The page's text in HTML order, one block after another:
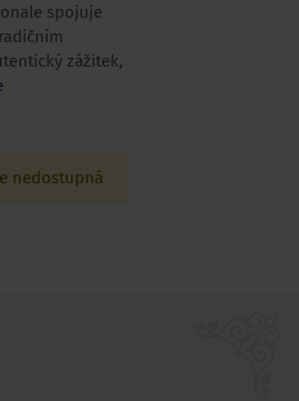
spojuje
zážitek,
nedostupná